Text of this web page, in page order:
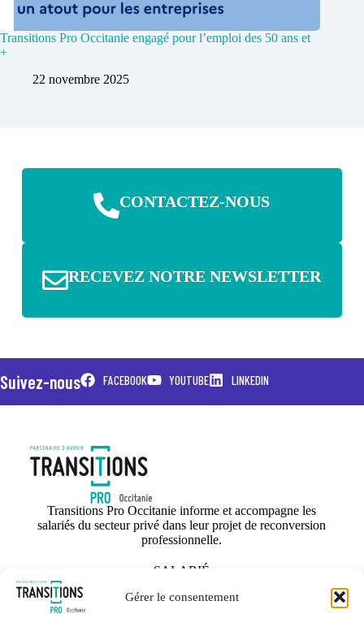
Gérer le consentement
Transitions Pro Occitanie engagé pour l’emploi des 50 ans et
+
22 novembre 2025
CONTACTEZ-NOUS
RECEVEZ NOTRE NEWSLETTER
Suivez-nous FACEBOOK YOUTUBE LINKEDIN
Transitions Pro Occitanie informe et accompagne les
salariés du secteur privé dans leur projet de reconversion
professionnelle.
SALARIÉ
ORGANISME DE FORMATION